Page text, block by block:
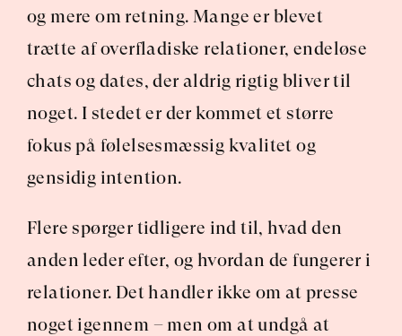
og mere om retning. Mange er blevet
trætte af overfladiske relationer, endeløse
chats og dates, der aldrig rigtig bliver til
noget. I stedet er der kommet et større
fokus på følelsesmæssig kvalitet og
gensidig intention.
Flere spørger tidligere ind til, hvad den
anden leder efter, og hvordan de fungerer i
relationer. Det handler ikke om at presse
noget igennem – men om at undgå at